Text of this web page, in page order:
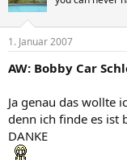
1. Januar 2007
AW: Bobby Car
Ja genau das wollte
denn ich finde es ist
DANKE